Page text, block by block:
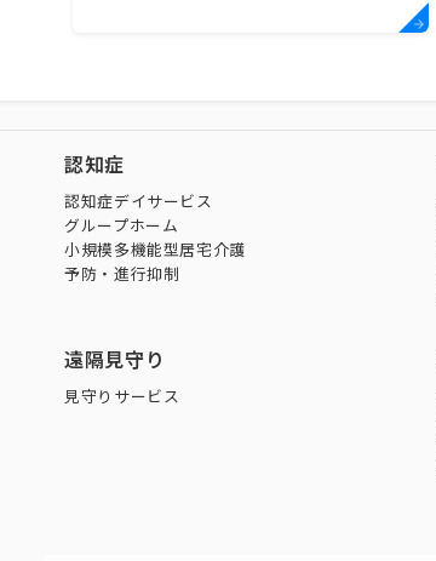
認知症
認知症デイサービス
グループホーム
小規模多機能型居宅介護
予防・進行抑制
遠隔見守り
見守りサービス